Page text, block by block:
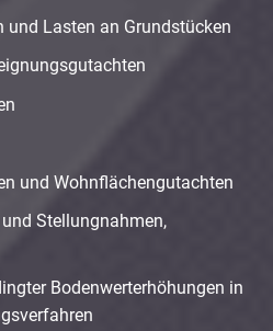
und Lasten an Grundstücken
und Wohnflächengutachten
Stellungnahmen,
Bodenwerterhöhungen in